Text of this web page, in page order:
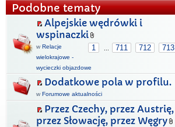
Podobne tematy
Alpejskie wędrówki i
wspinaczki
1 711 712 713
w Relacje
wielokrajowe -
wycieczki objazdowe
Dodatkowe pola w profilu.
w Forumowe aktualności
Przez Czechy, przez Austrię,
przez Słowację, przez Węgry